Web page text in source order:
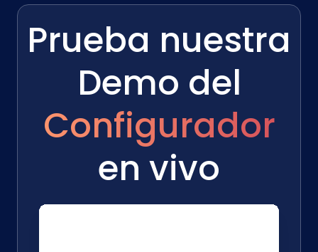
Prueba nuestra
Demo del
Configurador
en vivo